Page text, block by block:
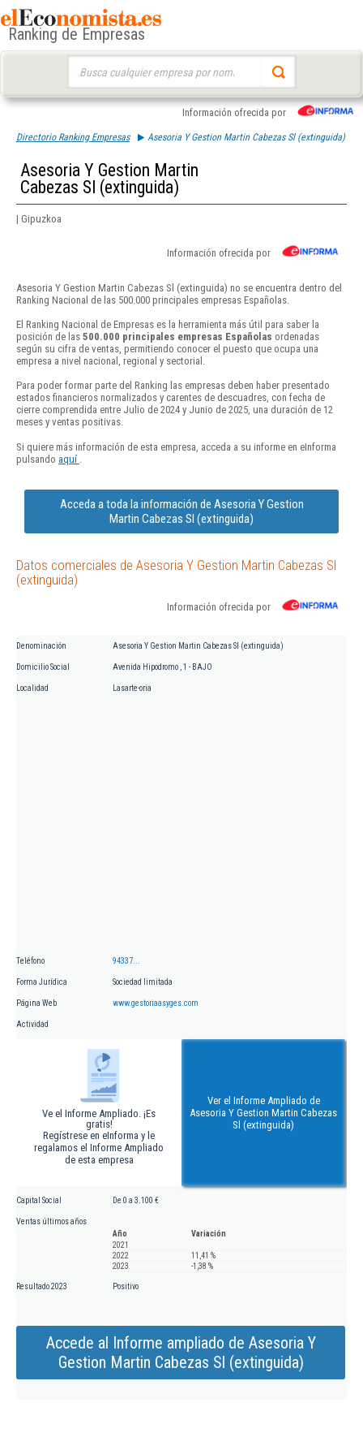
Ranking de Empresas
Información ofrecida por
Directorio Ranking Empresas Asesoria Y Gestion Martin Cabezas Sl (extinguida)
Asesoria Y Gestion Martin
Cabezas Sl (extinguida)
| Gipuzkoa
Información ofrecida por
Asesoria Y Gestion Martin Cabezas Sl (extinguida) no se encuentra dentro del
Ranking Nacional de las 500.000 principales empresas Españolas.
El Ranking Nacional de Empresas es la herramienta más útil para saber la
posición de las 500.000 principales empresas Españolas ordenadas
según su cifra de ventas, permitiendo conocer el puesto que ocupa una
empresa a nivel nacional, regional y sectorial.
Para poder formar parte del Ranking las empresas deben haber presentado
estados financieros normalizados y carentes de descuadres, con fecha de
cierre comprendida entre Julio de 2024 y Junio de 2025, una duración de 12
meses y ventas positivas.
Si quiere más información de esta empresa, acceda a su informe en eInforma
pulsando aquí
Acceda a toda la información de Asesoria Y Gestion
Martin Cabezas Sl (extinguida)
Datos comerciales de Asesoria Y Gestion Martin Cabezas Sl
(extinguida)
Información ofrecida por
Denominación Asesoria Y Gestion Martin Cabezas Sl (extinguida)
Domicilio Social Avenida Hipodromo , 1 - BAJO
Localidad Lasarte-oria
Teléfono 94337...
Forma Jurídica Sociedad limitada
Página Web www.gestoriaasyges.com
Actividad
Ve el Informe Ampliado. ¡Es
gratis!
Regístrese en eInforma y le
regalamos el Informe Ampliado
de esta empresa
Ver el Informe Ampliado de
Asesoria Y Gestion Martin Cabezas
Sl (extinguida)
Capital Social De 0 a 3.100 €
Ventas últimos años
Año
Variación
2021
2022
11,41 %
2023
-1,38 %
Resultado 2023 Positivo
Accede al Informe ampliado de Asesoria Y
Gestion Martin Cabezas Sl (extinguida)